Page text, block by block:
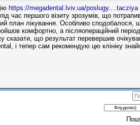
https://megadental.lviv.ua/poslugy....tacziya
час першого візиту зрозумів, що
план лікування. Особливо сподобалося,
комфортно, а післяопераційний
сказати, що результат перевершив
і тепер сам рекомендую цю клініку